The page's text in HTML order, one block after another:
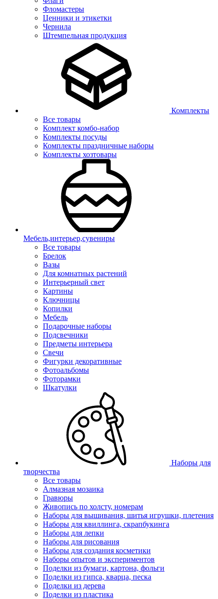
Фломастеры
Ценники и этикетки
Чернила
Штемпельная продукция
Комплекты
Все товары
Комплект комбо-набор
Комплекты посуды
Комплекты праздничные наборы
Комплекты хозтовары
Мебель,интерьер,сувениры
Все товары
Брелок
Вазы
Для комнатных растений
Интерьерный свет
Картины
Ключницы
Копилки
Мебель
Подарочные наборы
Подсвечники
Предметы интерьера
Свечи
Фигурки декоративные
Фотоальбомы
Фоторамки
Шкатулки
Наборы для
творчества
Все товары
Алмазная мозаика
Гравюры
Живопись по холсту, номерам
Наборы для вышивания, шитья игрушки, плетения
Наборы для квиллинга, скрапбукинга
Наборы для лепки
Наборы для рисования
Наборы для создания косметики
Наборы опытов и экспериментов
Поделки из бумаги, картона, фольги
Поделки из гипса, кварца, песка
Поделки из дерева
Поделки из пластика